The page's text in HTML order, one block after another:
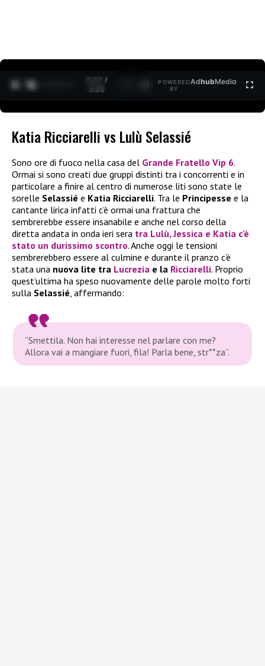
0:27 /
3:35
POWERED
BY
AdhubMedia
Katia Ricciarelli vs Lulù Selassié
Sono ore di fuoco nella casa del Grande Fratello Vip 6.
Ormai si sono creati due gruppi distinti tra i concorrenti e in
particolare a finire al centro di numerose liti sono state le
sorelle Selassié e Katia Ricciarelli. Tra le Principesse e la
cantante lirica infatti c’è ormai una frattura che
sembrerebbe essere insanabile e anche nel corso della
diretta andata in onda ieri sera tra Lulù,Jessica e Katia c’è
stato un durissimo scontro. Anche oggi le tensioni
sembrerebbero essere al culmine e durante il pranzo c’è
stata una nuova lite tra Lucrezia e la Ricciarelli. Proprio
quest’ultima ha speso nuovamente delle parole molto forti
sulla Selassié, affermando:
“Smettila. Non hai interesse nel parlare con me?
Allora vai a mangiare fuori, fila! Parla bene, str**za”.